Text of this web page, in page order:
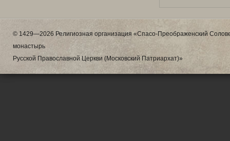
© 1429—2026 Религиозная организация «Спасо-Преображенский
монастырь
Русской Православной Церкви (Московский Патриархат)»